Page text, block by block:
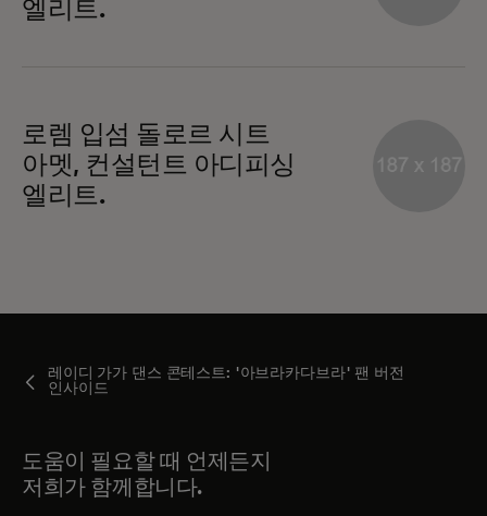
엘리트.
로렘 입섬 돌로르 시트
아멧, 컨설턴트 아디피싱
엘리트.
레이디 가가 댄스 콘테스트: '아브라카다브라' 팬 버전
인사이드
도움이 필요할 때 언제든지
저희가 함께합니다.